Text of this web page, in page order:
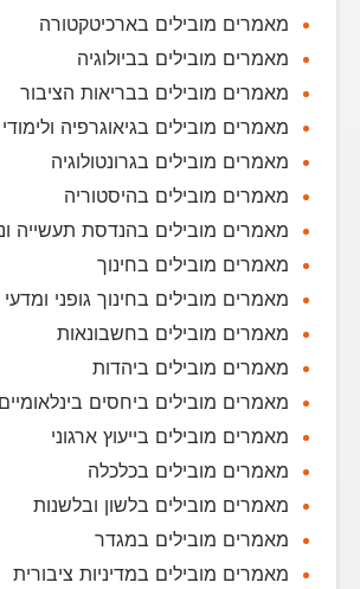
מאמרים מובילים בארכיטקטורה
מאמרים מובילים בביולוגיה
מאמרים מובילים בבריאות הציבור
מאמרים מובילים בגיאוגרפיה
מאמרים מובילים בגרונטולוגיה
מאמרים מובילים בהיסטוריה
מאמרים מובילים בהנדסת תעשייה
מאמרים מובילים בחינוך
מאמרים מובילים בחינוך גופני
מאמרים מובילים בחשבונאות
מאמרים מובילים ביהדות
מאמרים מובילים ביחסים בינלאומיים
מאמרים מובילים בייעוץ ארגוני
מאמרים מובילים בכלכלה
מאמרים מובילים בלשון ובלשנות
מאמרים מובילים במגדר
מאמרים מובילים במדיניות ציבורית